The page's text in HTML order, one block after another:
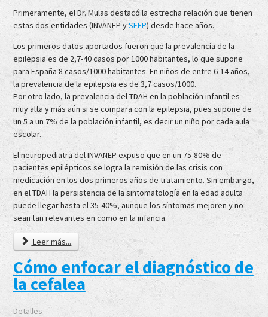
Primeramente, el Dr. Mulas destacó la estrecha relación que tienen
estas dos entidades (INVANEP ySEEP) desde hace años.
Los primeros datos aportados fueron que la prevalencia de la
epilepsia es de 2,7-40 casos por 1000 habitantes, lo que supone
para España 8 casos/1000 habitantes. En niños de entre 6-14 años,
la prevalencia de la epilepsia es de 3,7 casos/1000.
Por otro lado, la prevalencia del TDAH en la población infantil es
muy alta y más aún si se compara con la epilepsia, pues supone de
un 5 a un 7% de la población infantil, es decir un niño por cada aula
escolar.
El neuropediatra del INVANEP expuso que en un 75-80% de
pacientes epilépticos se logra la remisión de las crisis con
medicación en los dos primeros años de tratamiento. Sin embargo,
en el TDAH la persistencia de la sintomatología en la edad adulta
puede llegar hasta el 35-40%, aunque los síntomas mejoren y no
sean tan relevantes en como en la infancia.
Leer más...
Cómo enfocar el diagnóstico de
la cefalea
Detalles